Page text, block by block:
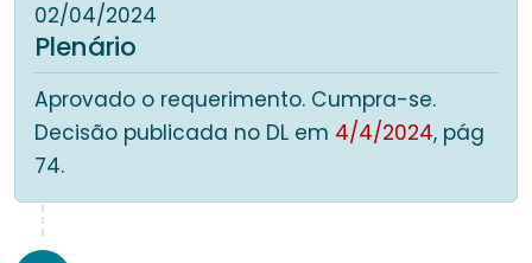
02/04/2024
Plenário
Aprovado o requerimento. Cumpra-se.
Decisão publicada no DL em 4/4/2024, pág
74.